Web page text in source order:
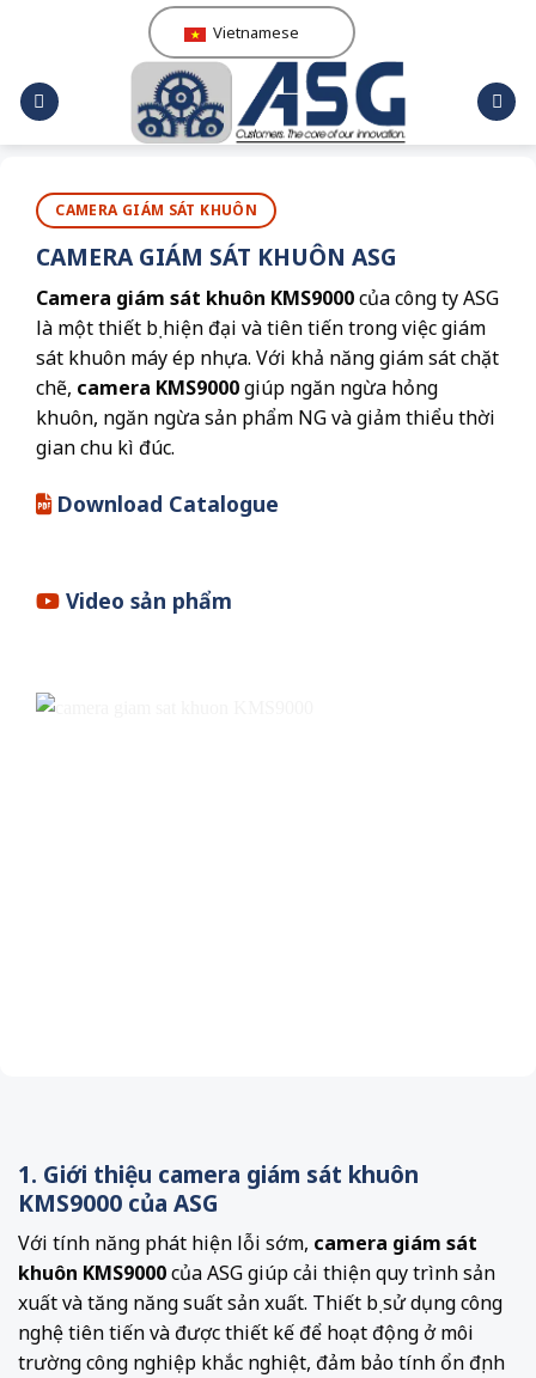
Vietnamese
CAMERA GIÁM SÁT KHUÔN
CAMERA GIÁM SÁT KHUÔN ASG
Camera giám sát khuôn KMS9000của công ty ASG
là một thiết bị hiện đại và tiên tiến trong việc giám
sát khuôn máy ép nhựa. Với khả năng giám sát chặt
chẽ, camera KMS9000giúp ngăn ngừa hỏng
khuôn, ngăn ngừa sản phẩm NG và giảm thiểu thời
gian chu kì đúc.
Download Catalogue
Video sản phẩm
1. Giới thiệu camera giám sát khuôn
KMS9000 của ASG
Với tính năng phát hiện lỗi sớm, camera giám sát
khuôn KMS9000của ASG giúp cải thiện quy trình sản
xuất và tăng năng suất sản xuất. Thiết bị sử dụng công
nghệ tiên tiến và được thiết kế để hoạt động ở môi
trường công nghiệp khắc nghiệt, đảm bảo tính ổn định